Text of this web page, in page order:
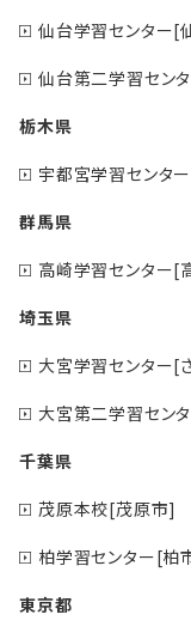
仙台学習センター[
仙台第二学習セン
栃木県
宇都宮学習センタ
群馬県
高崎学習センター[
埼玉県
大宮学習センター[
大宮第二学習セン
千葉県
茂原本校[茂原市]
柏学習センター[柏
東京都